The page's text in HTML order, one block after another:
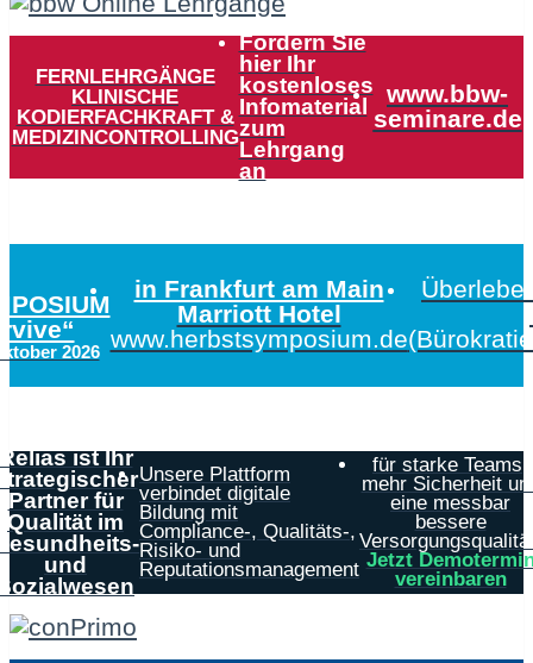
FERNLEHRGÄNGE
KLINISCHE
KODIERFACHKRAFT &
MEDIZINCONTROLLING
Fordern Sie
hier Ihr
kostenloses
Infomaterial
zum
Lehrgang
an
www.bbw-
seminare.de
2026
in Frankfurt am Main
Marriott Hotel
www.herbstsymposium.de
ist Ihr
Partner für
Qualität im
und
Unsere Plattform
verbindet digitale
Bildung mit
Compliance-, Qualitäts-,
Risiko- und
Reputationsmanagement
für starke Teams,
mehr Sicherheit
eine messbar
bessere
Jetzt
vereinbaren